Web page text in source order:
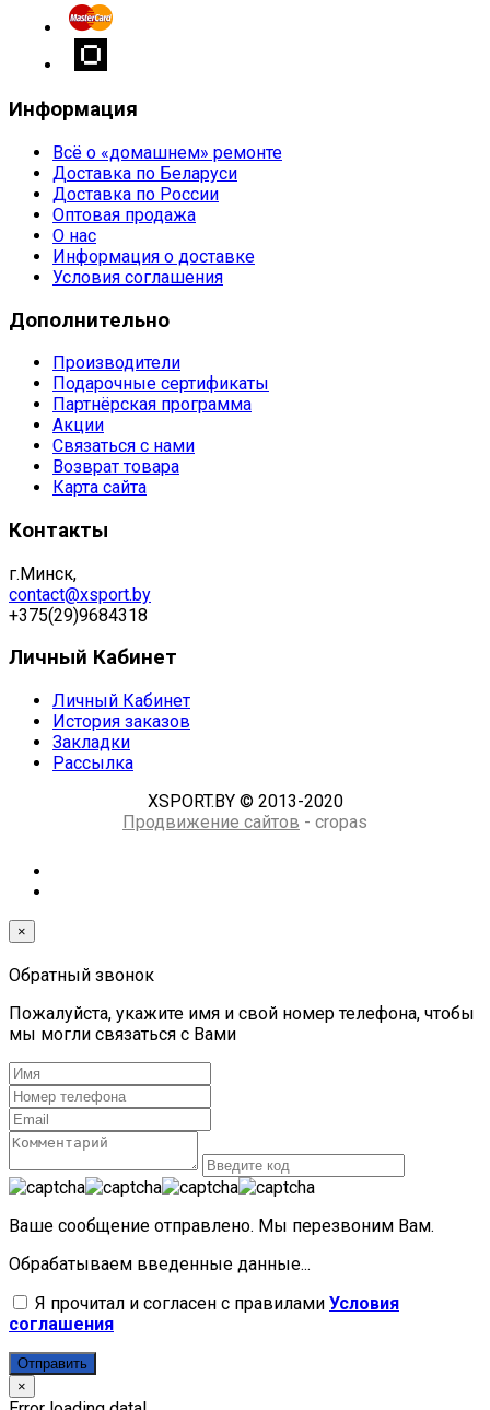
Информация
Всё о «домашнем» ремонте
Доставка по Беларуси
Доставка по России
Оптовая продажа
О нас
Информация о доставке
Условия соглашения
Дополнительно
Производители
Подарочные сертификаты
Партнёрская программа
Акции
Связаться с нами
Возврат товара
Карта сайта
Контакты
г.Минск,
contact@xsport.by
+375(29)9684318
Личный Кабинет
Личный Кабинет
История заказов
Закладки
Рассылка
XSPORT.BY © 2013-2020
Продвижение сайтов - cropas
×
Обратный звонок
Пожалуйста, укажите имя и свой номер телефона, чтобы
мы могли связаться с Вами
Ваше сообщение отправлено. Мы перезвоним Вам.
Обрабатываем введенные данные...
Я прочитал и согласен с правилами Условия
соглашения
Отправить
×